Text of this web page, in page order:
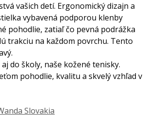
vašich detí. Ergonomický dizajn a
vybavená podporou klenby
pohodlie, zatiaľ čo pevná podrážka
trakciu na každom povrchu. Tento
do školy, naše kožené tenisky.
pohodlie, kvalitu a skvelý vzhľad v
Slovakia